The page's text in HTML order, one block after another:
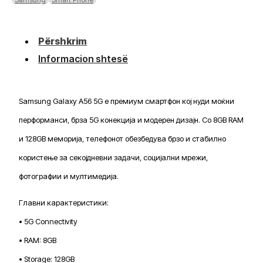
Përshkrim
Informacion shtesë
Samsung Galaxy A56 5G е премиум смартфон кој нуди моќни
перформанси, брза 5G конекција и модерен дизајн. Со 8GB RAM
и 128GB меморија, телефонот обезбедува брзо и стабилно
користење за секојдневни задачи, социјални мрежи,
фотографии и мултимедија.
Главни карактеристики:
• 5G Connectivity
• RAM: 8GB
• Storage: 128GB